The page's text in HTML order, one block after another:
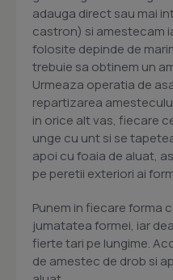
adauga direct sau mai
castron) si amestecam
folosite depinde de
trebuie sa obtinem un
Urmeaza operatia de
repartizarea
in orice alt vas, fiecare
unge cu unt si se
apoi cu foaia de aluat,
pe peretii exteriori ai
Punem in fiecare forma
jumatatea formei, iar
fierte tari pe lungime.
de amestec de drob si